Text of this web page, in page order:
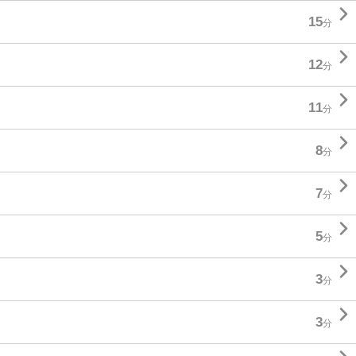
15分 
12分 
11分 
8分 
7分 
5分 
3分 
3分 